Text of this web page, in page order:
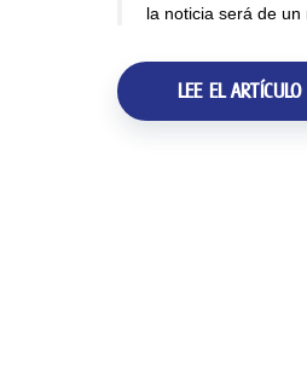
la noticia será de
LEE EL